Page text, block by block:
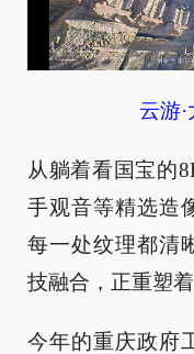
云游
从躺着看国宝的
手观音等精选造
每一处纹理都
技融合，正重塑
今年的重庆政府